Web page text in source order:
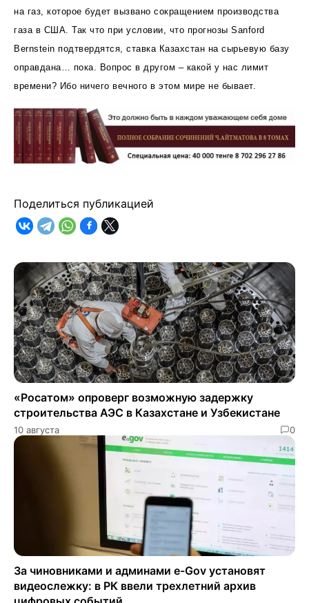
на газ, которое будет вызвано сокращением производства
газа в США. Так что при условии, что прогнозы Sanford
Bernstein подтвердятся, ставка Казахстан на сырьевую базу
оправдана… пока. Вопрос в другом – какой у нас лимит
времени? Ибо ничего вечного в этом мире не бывает.
Поделиться публикацией
«Росатом» опроверг возможную задержку
строительства АЭС в Казахстане и Узбекистане
10 августа 0
За чиновниками и админами e-Gov установят
видеослежку: в РК ввели трехлетний архив